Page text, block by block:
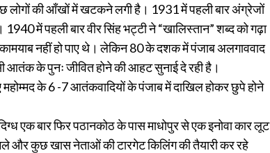
की आँखों में खटकने लगी है। 1931 में पहली बार अंग्रेजों
में पहली बार वीर सिंह भट्टी ने “खालिस्तान” शब्द को गढ़ा
नहीं हो पाए थे। लेकिन 80 के दशक में पंजाब अलगाववाद
के पुनः जीवित होने की आहट सुनाई दे रही है।
के 6 -7 आतंकवादियों के पंजाब में दाखिल होकर छुपे होने
एक बार फिर पठानकोठ के पास माधोपुर से एक इनोवा कार लूट
और कुछ खास नेताओं की टारगेट किलिंग की तैयारी कर रहे